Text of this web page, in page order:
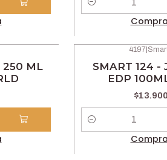
250 ML
4197
SMART 124 -
EDP
Cantidad